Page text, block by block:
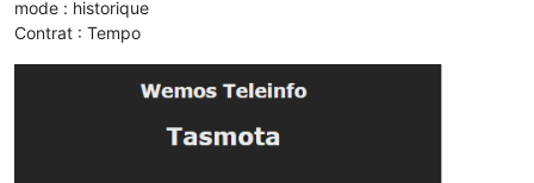
mode : historique
Contrat : Tempo